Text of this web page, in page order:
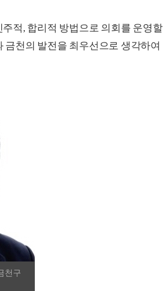
적, 합리적 방법으로 의회를 운영할
금천의 발전을 최우선으로 생각하여
천구